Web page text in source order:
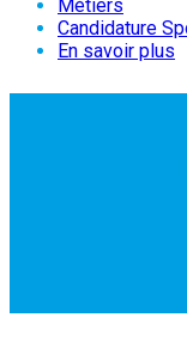
Métiers
Candidature
En savoir plus